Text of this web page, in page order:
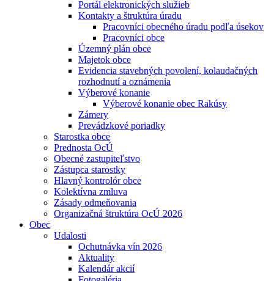
Portál elektronických služieb
Kontakty a štruktúra úradu
Pracovníci obecného úradu podľa úsekov
Pracovníci obce
Územný plán obce
Majetok obce
Evidencia stavebných povolení, kolaudačných
rozhodnutí a oznámenia
Výberové konanie
Výberové konanie obec Rakúsy
Zámery
Prevádzkové poriadky
Starostka obce
Prednosta OcÚ
Obecné zastupiteľstvo
Zástupca starostky
Hlavný kontrolór obce
Kolektívna zmluva
Zásady odmeňovania
Organizačná štruktúra OcÚ 2026
Obec
Udalosti
Ochutnávka vín 2026
Aktuality
Kalendár akcií